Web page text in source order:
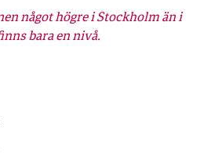
något högre i Stockholm än i
bara en nivå.